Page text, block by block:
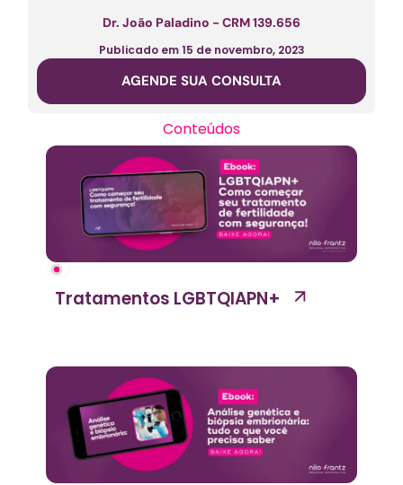
Dr. João Paladino - CRM 139.656
Publicado em 15 de novembro, 2023
AGENDE SUA CONSULTA
Conteúdos
Tratamentos LGBTQIAPN+